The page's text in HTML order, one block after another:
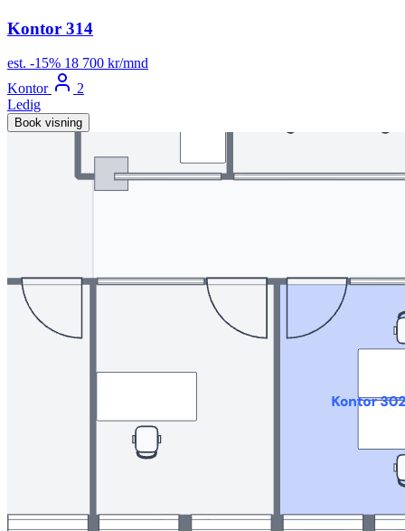
Kontor 314
est. -15% 18 700 kr/mnd
Kontor
2
Ledig
Book visning